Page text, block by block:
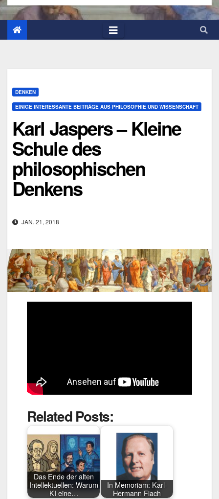
DENKEN
EINIGE INTERESSANTE BEITRÄGE AUS PHILOSOPHIE UND WISSENSCHAFT
Karl Jaspers – Kleine
Schule des
philosophischen
Denkens
JAN. 21, 2018
Related Posts:
Das Ende der alten
Intellektuellen: Warum
KI eine…
In Memoriam: Karl-
Hermann Flach